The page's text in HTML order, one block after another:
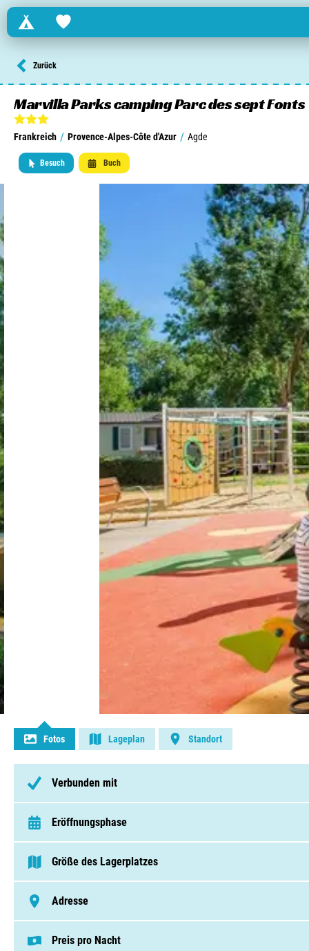
Campings Favorites
Finden Sie einen Campingplatz in ...
Niederlande
Belgien
Luxemburg
Informationen über ...
Nachrichten / Blog
Häufig gestellte Fragen
Meinen Campingplatz anmelden
Zurück
Marvilla Parks camping Parc des sept Fonts
Frankreich / Provence-Alpes-Côte d'Azur / Agde
Besuch Buch
Fotos Lageplan Standort
Verbunden mit
Eröffnungsphase
van 1 Juni t/m 27 September
Größe des Lagerplatzes
75 - 250 Pitches
Adresse
Chemin François Fédou , 34300, Agde
Preis pro Nacht